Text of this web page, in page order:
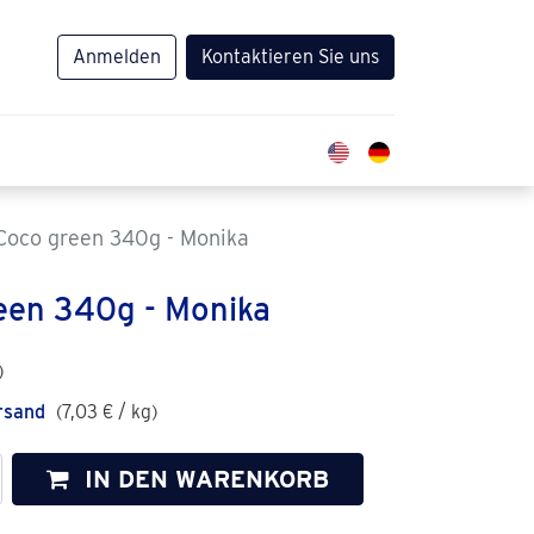
Anmelden Kontaktieren Sie uns
green 340g - Monika
340g - Monika
(7,03 € / kg)
IN DEN WARENKORB